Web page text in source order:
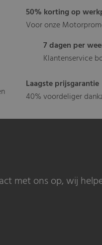
50% korting op
Voor onze
7 dagen per
Klantenservice
Laagste prijsgarantie
40% voordeliger
met ons op, wij